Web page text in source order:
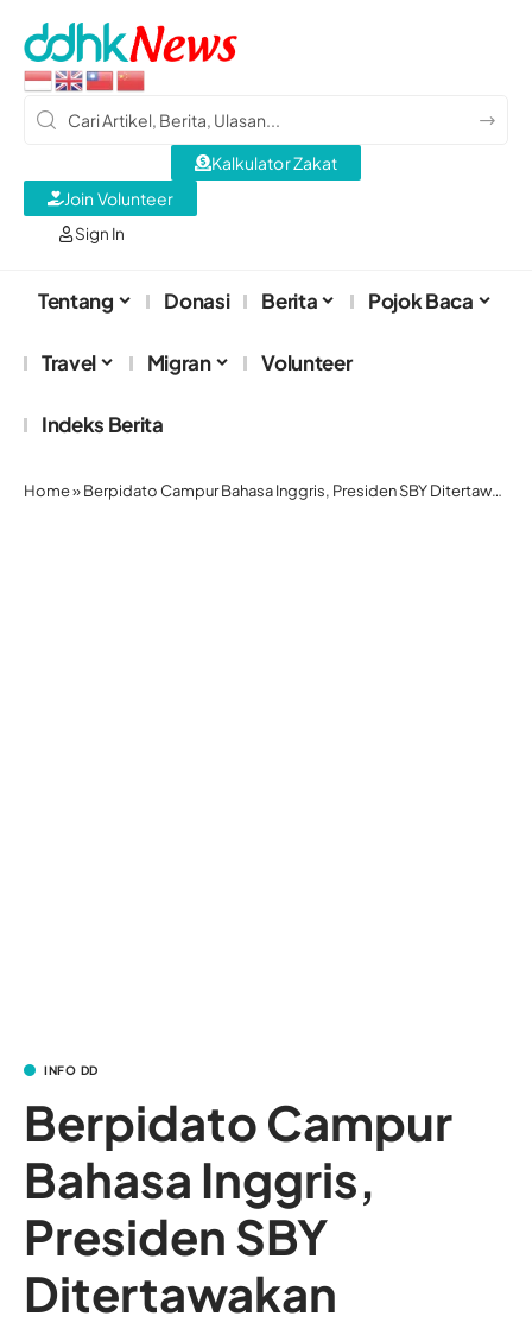
Sign In
Kalkulator Zakat
Join Volunteer
Tentang Donasi Berita Pojok Baca
Travel Migran Volunteer
Indeks Berita
Home»Berpidato Campur Bahasa Inggris, Presiden SBY Ditertawakan
INFO DD
Berpidato Campur
Bahasa Inggris,
Presiden SBY
Ditertawakan